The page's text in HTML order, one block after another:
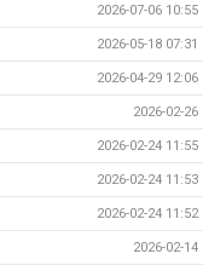
2026-07-06 10:55
2026-05-18 07:31
2026-04-29 12:06
2026-02-26
2026-02-24 11:55
2026-02-24 11:53
2026-02-24 11:52
2026-02-14